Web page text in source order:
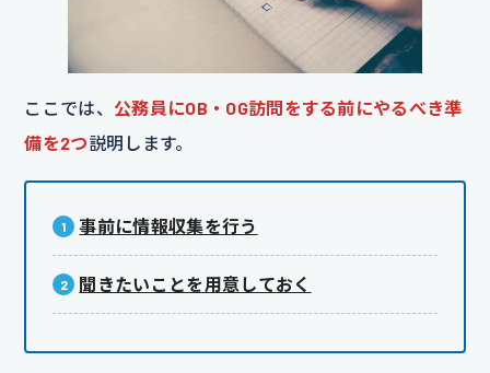
ここでは、 公務員にOB・OG訪問をする前にやるべき準
備を2つ説明します。
事前に情報収集を行う
聞きたいことを用意しておく